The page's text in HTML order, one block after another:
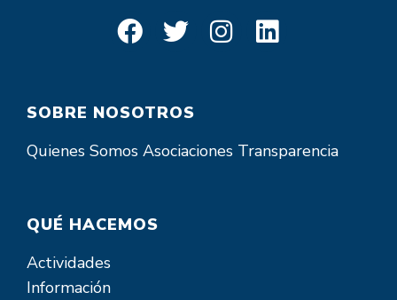
SOBRE NOSOTROS
Quienes Somos Asociaciones Transparencia
QUÉ HACEMOS
Actividades
Información